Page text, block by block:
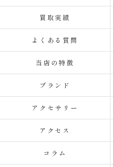
買取実績
よくある質問
当店の特徴
ブランド
アクセサリー
アクセス
コラム